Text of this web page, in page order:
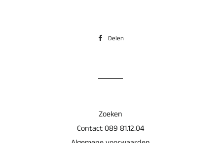
Delen
Zoeken
Contact 089 81.12.04